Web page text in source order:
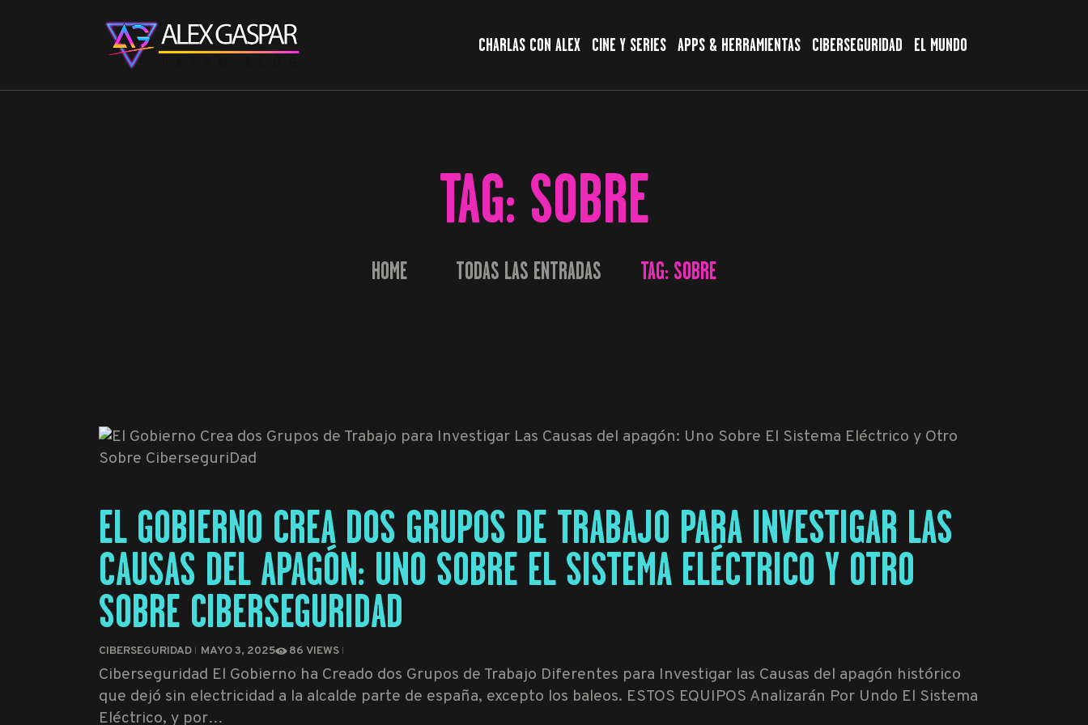
CHARLAS CON ALEX CINE Y SERIES APPS & HERRAMIENTAS CIBERSEGURIDAD EL MUNDO
TAG: SOBRE
HOME TODAS LAS ENTRADAS TAG: SOBRE
CINE Y SERIES
APPS & HERRAMIENTAS
EL MUNDO
EL GOBIERNO CREA DOS GRUPOS DE TRABAJO PARA INVESTIGAR LAS
CAUSAS DEL APAGÓN: UNO SOBRE EL SISTEMA ELÉCTRICO Y OTRO
SOBRE CIBERSEGURIDAD
CIBERSEGURIDAD MAYO 3, 2025 86 VIEWS
Ciberseguridad El Gobierno ha Creado dos Grupos de Trabajo Diferentes para Investigar las Causas del apagón histórico
que dejó sin electricidad a la alcalde parte de españa, excepto los baleos. ESTOS EQUIPOS Analizarán Por Undo El Sistema
Eléctrico, y por…